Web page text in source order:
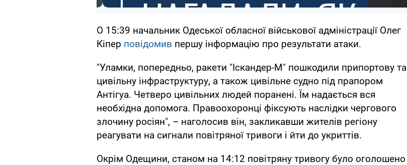
О 15:39 начальник Одеської обласної військової адміністрації Олег
Кіпер повідомив першу інформацію про результати атаки.
"Уламки, попередньо, ракети "Іскандер-М" пошкодили припортову та
цивільну інфраструктуру, а також цивільне судно під прапором
Антігуа. Четверо цивільних людей поранені. Їм надається вся
необхідна допомога. Правоохоронці фіксують наслідки чергового
злочину росіян", – наголосив він, закликавши жителів регіону
реагувати на сигнали повітряної тривоги і йти до укриттів.
Окрім Одещини, станом на 14:12 повітряну тривогу було оголошено